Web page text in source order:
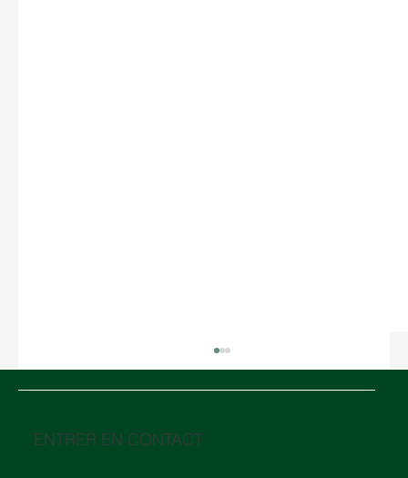
ENTRER EN CONTACT